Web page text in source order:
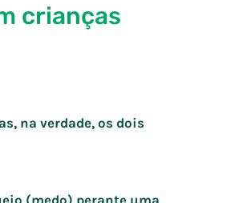
crianças
na verdade, os dois
(medo) perante uma